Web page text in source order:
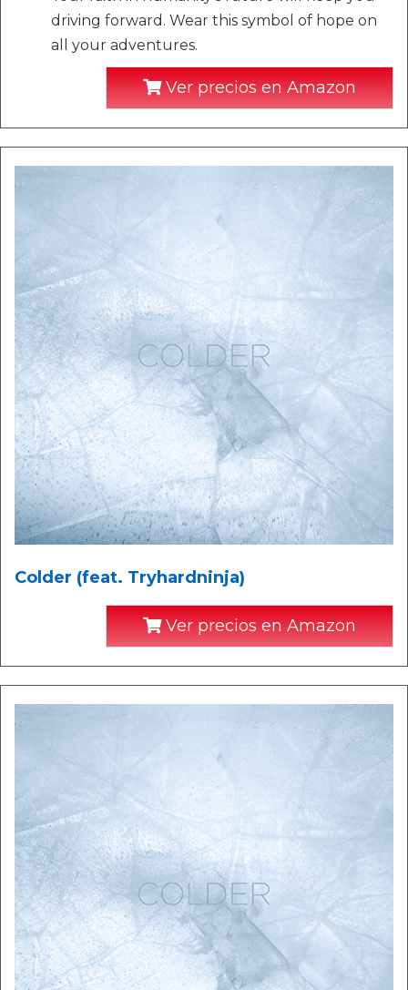
driving forward. Wear this symbol of hope on
all your adventures.
Ver precios en Amazon
Colder (feat. Tryhardninja)
Ver precios en Amazon